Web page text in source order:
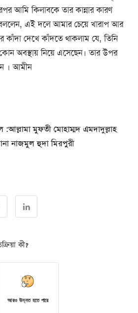
আমি কিলাবকে তার কান্নার কারণ
বললেন, এই দলে আমার চেয়ে খারাপ আর
দেখে কাঁদতে থাকলাম যে, তিনি
অবস্থায় নিয়ে এসেছেন। তার উপর
। আমীন
:আল্লামা মুফতী মোহাম্মদ এমদাদুল্লাহ
নাজমুল হুদা মিরপুরী
কী?
আরও উন্নত হতে পারে